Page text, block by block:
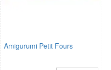
Amigurumi Petit Fours